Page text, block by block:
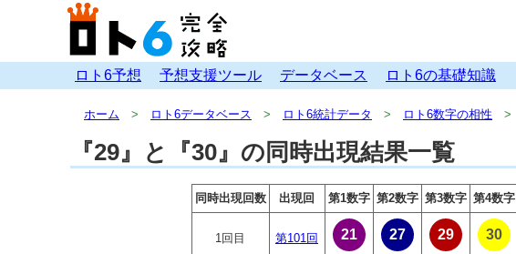
ロト6予想 予想支援ツール データベース ロト6の基礎知識
ホーム ロト6データベース ロト6統計データ ロト6数字の相性
『29』と『30』の同時出現結果一覧
同時出現回数 出現回 第1数字 第2数字 第3数字 第4数字
1回目 第101回 21 27 29 30